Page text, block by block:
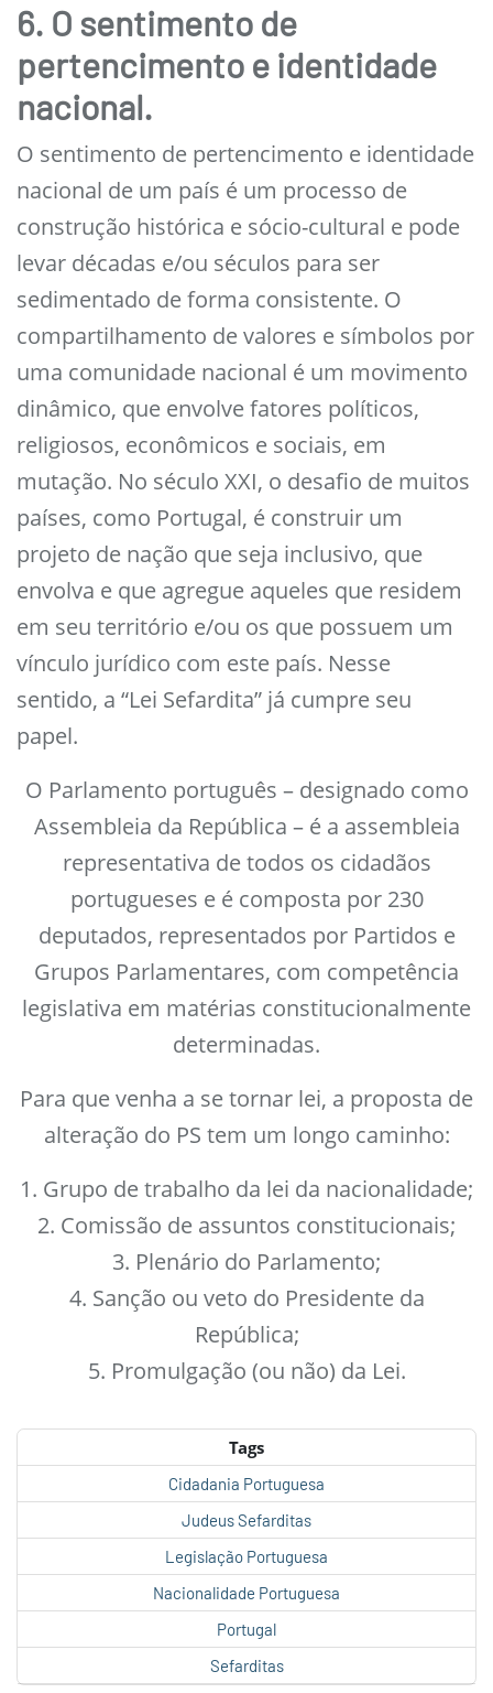
6. O sentimento de
pertencimento e identidade
nacional.
O sentimento de pertencimento e identidade
nacional de um país é um processo de
construção histórica e sócio-cultural e pode
levar décadas e/ou séculos para ser
sedimentado de forma consistente. O
compartilhamento de valores e símbolos por
uma comunidade nacional é um movimento
dinâmico, que envolve fatores políticos,
religiosos, econômicos e sociais, em
mutação. No século XXI, o desafio de muitos
países, como Portugal, é construir um
projeto de nação que seja inclusivo, que
envolva e que agregue aqueles que residem
em seu território e/ou os que possuem um
vínculo jurídico com este país. Nesse
sentido, a “Lei Sefardita” já cumpre seu
papel.
O Parlamento português – designado como
Assembleia da República – é a assembleia
representativa de todos os cidadãos
portugueses e é composta por 230
deputados, representados por Partidos e
Grupos Parlamentares, com competência
legislativa em matérias constitucionalmente
determinadas.
Para que venha a se tornar lei, a proposta de
alteração do PS tem um longo caminho:
1. Grupo de trabalho da lei da nacionalidade;
2. Comissão de assuntos constitucionais;
3. Plenário do Parlamento;
4. Sanção ou veto do Presidente da
República;
5. Promulgação (ou não) da Lei.
Tags
Cidadania Portuguesa
Judeus Sefarditas
Legislação Portuguesa
Nacionalidade Portuguesa
Portugal
Sefarditas